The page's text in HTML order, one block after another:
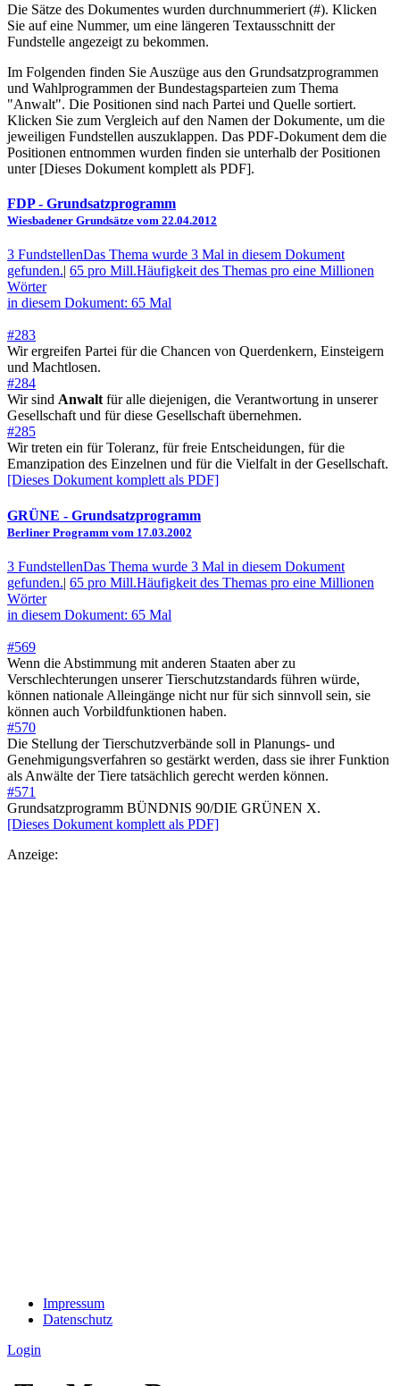
Die Sätze des Dokum­entes wurden durch­nummeriert (#). Klicken
Sie auf eine Nummer, um eine längeren Textausschnitt der
Fundstelle angezeigt zu bekommen.
Im Folgenden finden Sie Auszüge aus den Grundsatz­program­men
und Wahl­program­men der Bundes­tags­parteien zum Thema
"Anwalt". Die Posi­tionen sind nach Partei und Quelle sortiert.
Klicken Sie zum Vergleich auf den Namen der Dokumente, um die
jeweiligen Fundstellen aus­zu­klappen. Das PDF-Dokument dem die
Posi­tionen entnommen wurden finden sie unterhalb der Positionen
unter [Dieses Dokument komplett als PDF].
FDP- Grundsatzprogramm
Wiesbadener Grundsätze vom 22.04.2012
3 FundstellenDas Thema wurde 3 Mal in diesem Dokument
gefunden.| 65 pro Mill.Häufigkeit des Themas pro eine Millionen
Wörter
in diesem Dokument: 65 Mal
#283
Wir ergreifen Partei für die Chancen von Querdenkern, Einsteigern
und Machtlosen.
#284
Wir sind Anwalt für alle diejenigen, die Verantwortung in unserer
Gesellschaft und für diese Gesellschaft übernehmen.
#285
Wir treten ein für Toleranz, für freie Entscheidungen, für die
Emanzipation des Einzelnen und für die Vielfalt in der Gesellschaft.
[Dieses Dokument komplett als PDF]
GRÜNE - Grundsatzprogramm
Berliner Programm vom 17.03.2002
3 FundstellenDas Thema wurde 3 Mal in diesem Dokument
gefunden.| 65 pro Mill.Häufigkeit des Themas pro eine Millionen
Wörter
in diesem Dokument: 65 Mal
#569
Wenn die Abstimmung mit anderen Staaten aber zu
Verschlechterungen unserer Tierschutzstandards führen würde,
können nationale Alleingänge nicht nur für sich sinnvoll sein, sie
können auch Vorbildfunktionen haben.
#570
Die Stellung der Tierschutzverbände soll in Planungs- und
Genehmigungsverfahren so gestärkt werden, dass sie ihrer Funktion
als Anwälte der Tiere tatsächlich gerecht werden können.
#571
Grundsatzprogramm BÜNDNIS 90/DIE GRÜNEN X.
[Dieses Dokument komplett als PDF]
Anzeige:
Impressum
Datenschutz
Login